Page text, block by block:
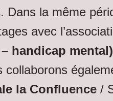
. Dans la même
avec
handicap mental)
collaborons
la Confluence /